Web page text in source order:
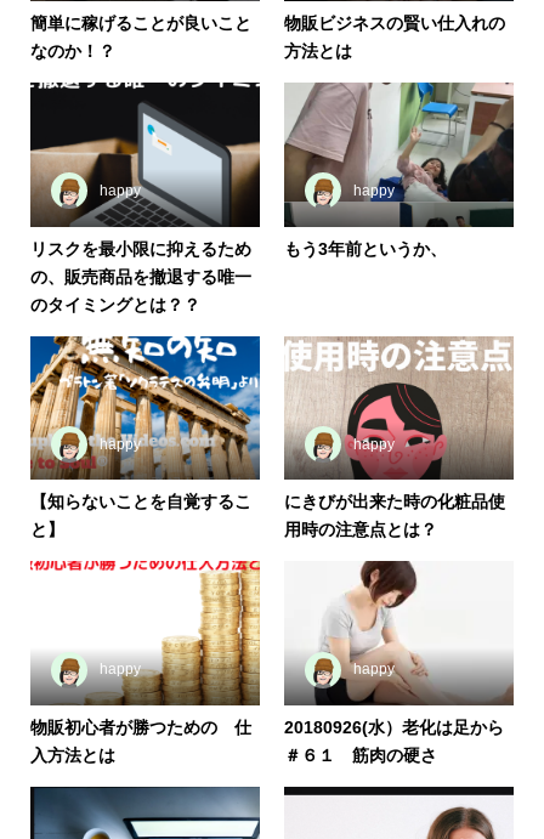
簡単に稼げることが良いこと
なのか！？
物販ビジネスの賢い仕入れの
方法とは
happy
リスクを最小限に抑えるため
の、販売商品を撤退する唯一
のタイミングとは？？
happy
もう3年前というか、
happy
【知らないことを自覚するこ
と】
happy
にきびが出来た時の化粧品使
用時の注意点とは？
happy
物販初心者が勝つための 仕
入方法とは
happy
20180926(水）老化は足から
＃６１ 筋肉の硬さ